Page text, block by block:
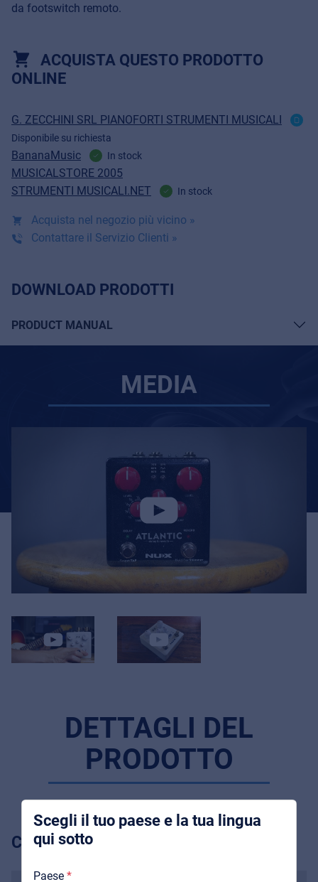
Scegli il tuo paese e la tua lingua
qui sotto
Paese
Music schools
Pro AVL
Installers | Rental companies | System
integrators
da footswitch remoto.
ACQUISTA QUESTO PRODOTTO
ONLINE
G. ZECCHINI SRL PIANOFORTI STRUMENTI MUSICALI
Disponibile su richiesta
BananaMusic In stock
MUSICALSTORE 2005
STRUMENTI MUSICALI.NET
In stock
Acquista nel negozio più vicino »
Contattare il Servizio Clienti »
DOWNLOAD PRODOTTI
PRODUCT MANUAL
MEDIA
DETTAGLI DEL
PRODOTTO
CARATTERISTICHE PRINCIPALI